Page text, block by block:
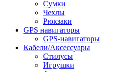
Сумки
Чехлы
Рюкзаки
GPS навигаторы
GPS-навигаторы
Кабели/Аксессуары
Стилусы
Игрушки